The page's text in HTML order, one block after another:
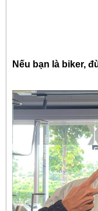
Nếu bạn là biker,